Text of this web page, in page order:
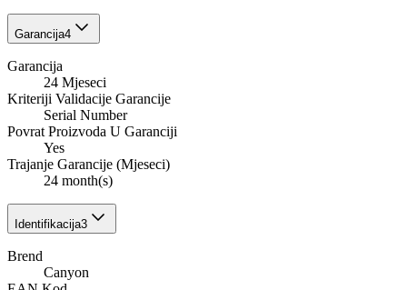
Garancija4
Garancija
24 Mjeseci
Kriteriji Validacije Garancije
Serial Number
Povrat Proizvoda U Garanciji
Yes
Trajanje Garancije (Mjeseci)
24 month(s)
Identifikacija3
Brend
Canyon